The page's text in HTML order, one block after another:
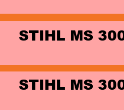
STIHL MS
STIHL MS